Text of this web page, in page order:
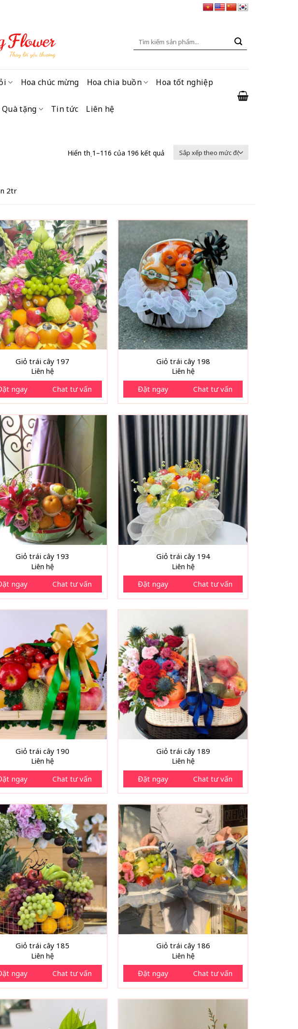
Tìm
Hoa chúc mừng Hoa chia buồn Hoa tốt nghiệp
Quà tặng Tin tức Liên hệ
Hiển thị 1–116 của 196 kết quả
2tr
Giỏ trái cây 197
Liên hệ
ngay Chat tư vấn
Giỏ trái cây 198
Liên hệ
Đặt ngay Chat tư vấn
Giỏ trái cây 193
Liên hệ
ngay Chat tư vấn
Giỏ trái cây 194
Liên hệ
Đặt ngay Chat tư vấn
Giỏ trái cây 190
Liên hệ
ngay Chat tư vấn
Giỏ trái cây 189
Liên hệ
Đặt ngay Chat tư vấn
Giỏ trái cây 185
Liên hệ
ngay Chat tư vấn
Giỏ trái cây 186
Liên hệ
Đặt ngay Chat tư vấn